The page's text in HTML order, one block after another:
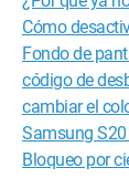
Cómo
Fondo de
código de
cambiar el
Samsung S20
Bloqueo por